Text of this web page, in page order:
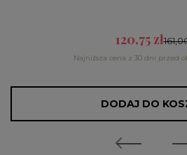
120,75 zł
Najniższa cena z 30 dni przed
DODAJ DO